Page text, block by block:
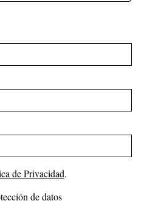
de Privacidad.
de datos